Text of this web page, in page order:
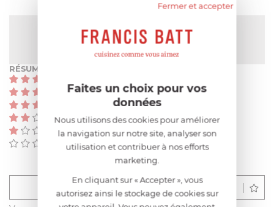
NOTE MOYENNE
Pas encore de note
RÉSUMÉ
(0)
(0)
(0)
(0)
Déposer un avis
Fermer et accepter
Faites un choix pour vos
données
Nous utilisons des cookies pour améliorer
la navigation sur notre site, analyser son
utilisation et contribuer à nos efforts
marketing.
En cliquant sur « Accepter », vous
autorisez ainsi le stockage de cookies sur